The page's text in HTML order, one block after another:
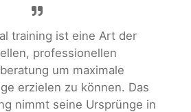
training ist eine Art der
professionellen
um maximale
erzielen zu können. Das
nimmt seine Ursprünge in